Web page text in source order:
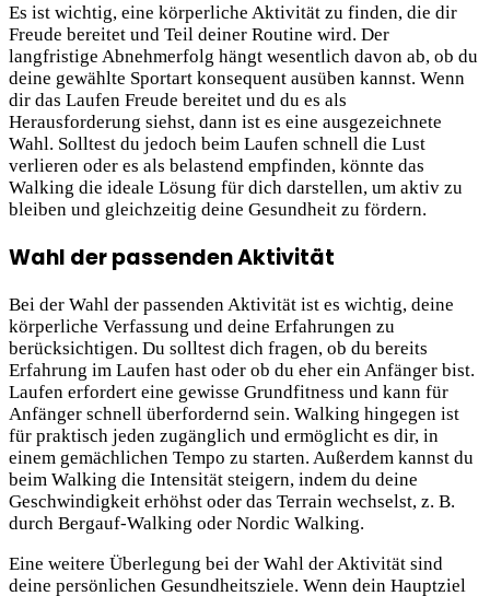
Es ist wichtig, eine körperliche Aktivität zu finden, die dir
Freude bereitet und Teil deiner Routine wird. Der
langfristige Abnehmerfolg hängt wesentlich davon ab, ob du
deine gewählte Sportart konsequent ausüben kannst. Wenn
dir das Laufen Freude bereitet und du es als
Herausforderung siehst, dann ist es eine ausgezeichnete
Wahl. Solltest du jedoch beim Laufen schnell die Lust
verlieren oder es als belastend empfinden, könnte das
Walking die ideale Lösung für dich darstellen, um aktiv zu
bleiben und gleichzeitig deine Gesundheit zu fördern.
Wahl der passenden Aktivität
Bei der Wahl der passenden Aktivität ist es wichtig, deine
körperliche Verfassung und deine Erfahrungen zu
berücksichtigen. Du solltest dich fragen, ob du bereits
Erfahrung im Laufen hast oder ob du eher ein Anfänger bist.
Laufen erfordert eine gewisse Grundfitness und kann für
Anfänger schnell überfordernd sein. Walking hingegen ist
für praktisch jeden zugänglich und ermöglicht es dir, in
einem gemächlichen Tempo zu starten. Außerdem kannst du
beim Walking die Intensität steigern, indem du deine
Geschwindigkeit erhöhst oder das Terrain wechselst, z. B.
durch Bergauf-Walking oder Nordic Walking.
Eine weitere Überlegung bei der Wahl der Aktivität sind
deine persönlichen Gesundheitsziele. Wenn dein Hauptziel